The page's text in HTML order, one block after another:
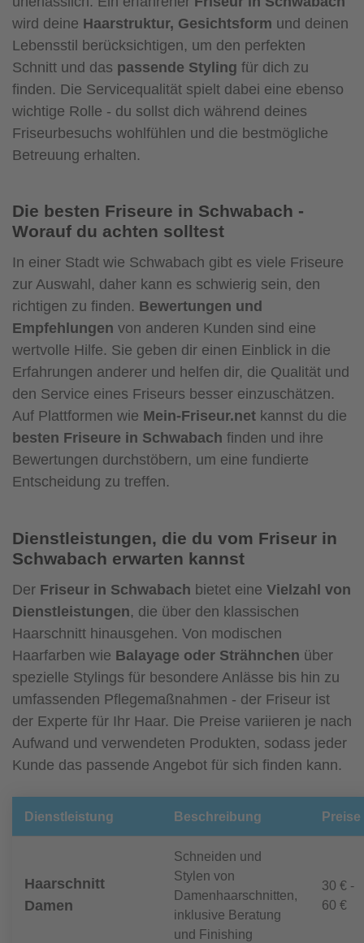
wird deine Haarstruktur, Gesichtsform und deinen
Lebensstil berücksichtigen, um den perfekten
Schnitt und das passende Styling für dich zu
finden. Die Servicequalität spielt dabei eine ebenso
wichtige Rolle - du sollst dich während deines
Friseurbesuchs wohlfühlen und die bestmögliche
Betreuung erhalten.
Die besten Friseure in Schwabach -
Worauf du achten solltest
In einer Stadt wie Schwabach gibt es viele Friseure
zur Auswahl, daher kann es schwierig sein, den
richtigen zu finden. Bewertungen und
Empfehlungen von anderen Kunden sind eine
wertvolle Hilfe. Sie geben dir einen Einblick in die
Erfahrungen anderer und helfen dir, die Qualität und
den Service eines Friseurs besser einzuschätzen.
Auf Plattformen wie Mein-Friseur.net kannst du die
besten Friseure in Schwabach finden und ihre
Bewertungen durchstöbern, um eine fundierte
Entscheidung zu treffen.
Dienstleistungen, die du vom Friseur in
Schwabach erwarten kannst
Der Friseur in Schwabach bietet eine Vielzahl von
Dienstleistungen, die über den klassischen
Haarschnitt hinausgehen. Von modischen
Haarfarben wie Balayage oder Strähnchen über
spezielle Stylings für besondere Anlässe bis hin zu
umfassenden Pflegemaßnahmen - der Friseur ist
der Experte für Ihr Haar. Die Preise variieren je nach
Aufwand und verwendeten Produkten, sodass jeder
Kunde das passende Angebot für sich finden kann.
Dienstleistung Beschreibung Preise
Haarschnitt
Damen
Schneiden und
Stylen von
Damenhaarschnitten,
inklusive Beratung
und Finishing
30 € -
60 €